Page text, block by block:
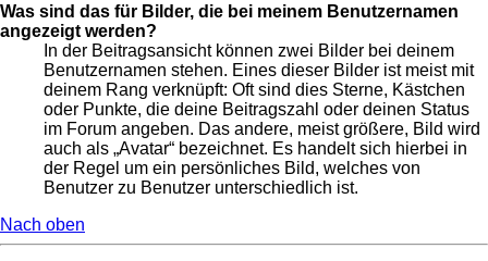
Was sind das für Bilder, die bei meinem Benutzernamen
angezeigt werden?
In der Beitragsansicht können zwei Bilder bei deinem
Benutzernamen stehen. Eines dieser Bilder ist meist mit
deinem Rang verknüpft: Oft sind dies Sterne, Kästchen
oder Punkte, die deine Beitragszahl oder deinen Status
im Forum angeben. Das andere, meist größere, Bild wird
auch als „Avatar“ bezeichnet. Es handelt sich hierbei in
der Regel um ein persönliches Bild, welches von
Benutzer zu Benutzer unterschiedlich ist.
Nach oben